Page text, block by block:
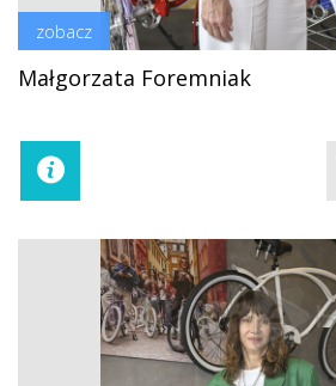
zobacz
Małgorzata Foremniak